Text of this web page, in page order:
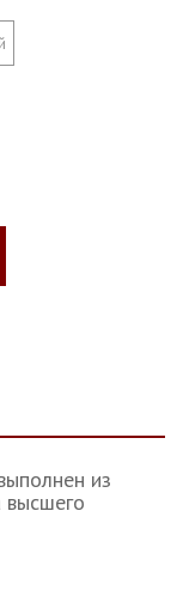
из
высшего